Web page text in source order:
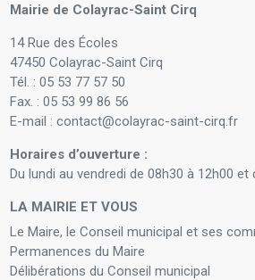
Mairie de Colayrac-Saint Cirq
14 Rue des Écoles
47450 Colayrac-Saint Cirq
Tél. : 05 53 77 57 50
Fax. : 05 53 99 86 56
E-mail : contact@colayrac-saint-cirq.fr
Horaires d’ouverture :
Du lundi au vendredi de 08h30 à 12h00 et
LA MAIRIE ET VOUS
Le Maire, le Conseil municipal et ses
Permanences du Maire
Délibérations du Conseil municipal